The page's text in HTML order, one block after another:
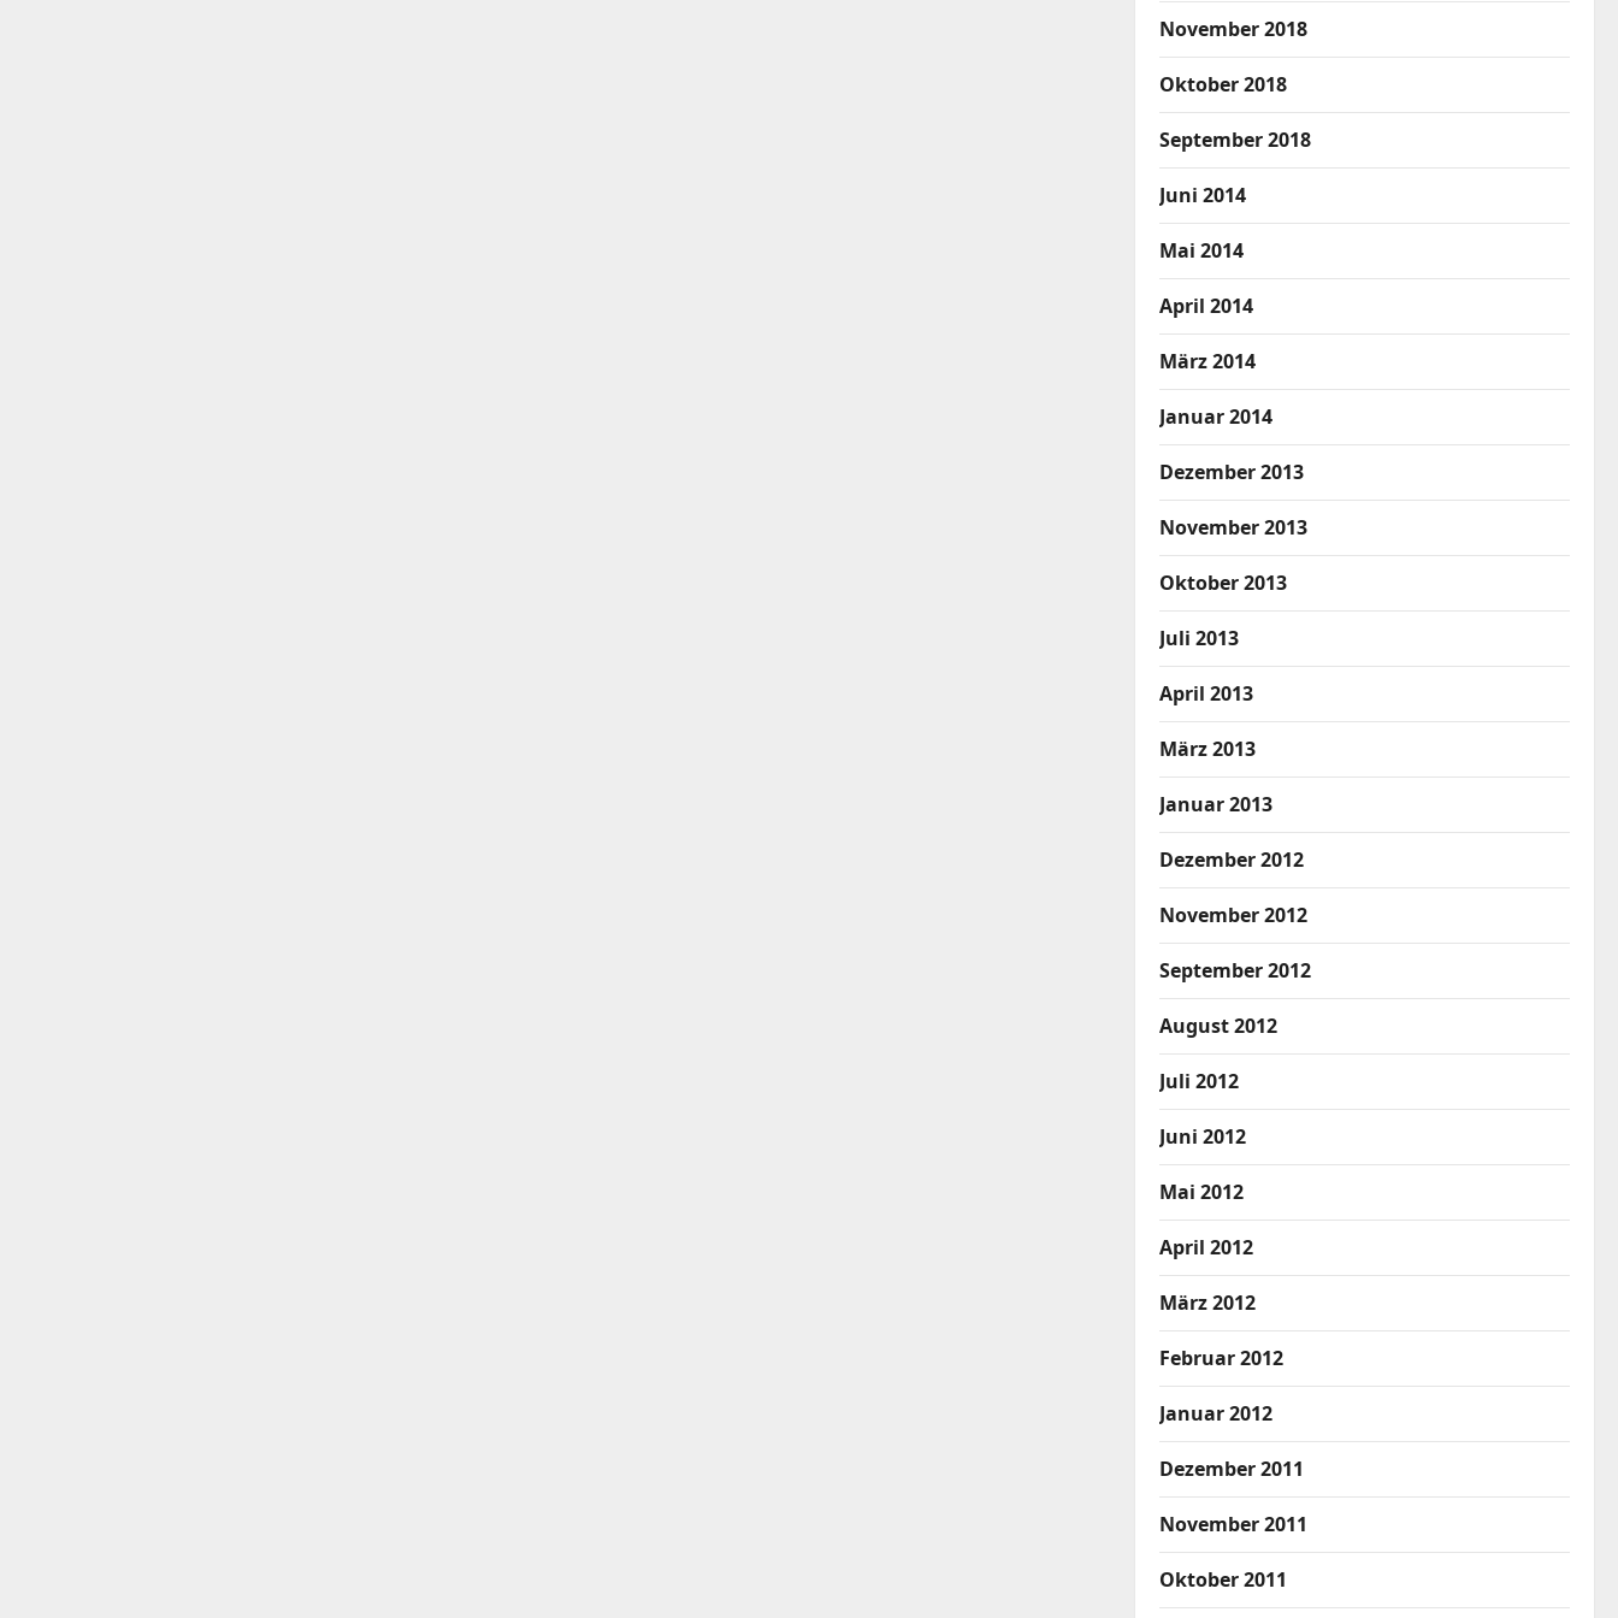
November 2018
Oktober 2018
September 2018
Juni 2014
Mai 2014
April 2014
März 2014
Januar 2014
Dezember 2013
November 2013
Oktober 2013
Juli 2013
April 2013
März 2013
Januar 2013
Dezember 2012
November 2012
September 2012
August 2012
Juli 2012
Juni 2012
Mai 2012
April 2012
März 2012
Februar 2012
Januar 2012
Dezember 2011
November 2011
Oktober 2011